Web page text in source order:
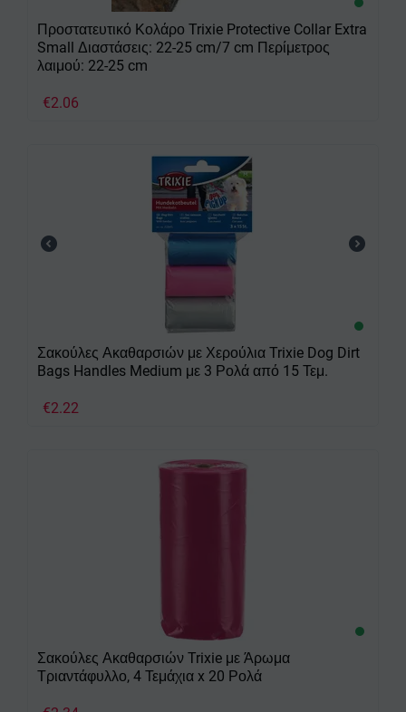
Προστατευτικό Κολάρο Trixie Protective Collar Extra
Small Διαστάσεις: 22-25 cm/7 cm Περίμετρος
λαιμού: 22-25 cm
€2.06
Σακούλες Ακαθαρσιών με Χερούλια Trixie Dog Dirt
Bags Handles Medium με 3 Ρολά από 15 Τεμ.
€2.22
Σακούλες Ακαθαρσιών Trixie με Άρωμα
Τριαντάφυλλο, 4 Τεμάχια x 20 Ρολά